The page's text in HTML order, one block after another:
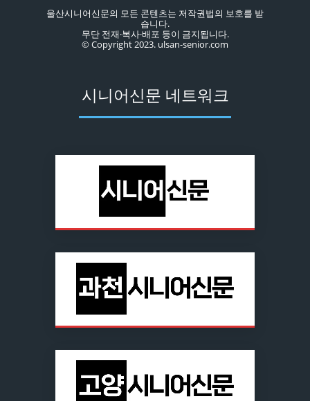
울산시니어신문의 모든 콘텐츠는 저작권법의 보호를 받
습니다.
무단 전재·복사·배포 등이 금지됩니다.
© Copyright 2023. ulsan-senior.com
시니어신문 네트워크